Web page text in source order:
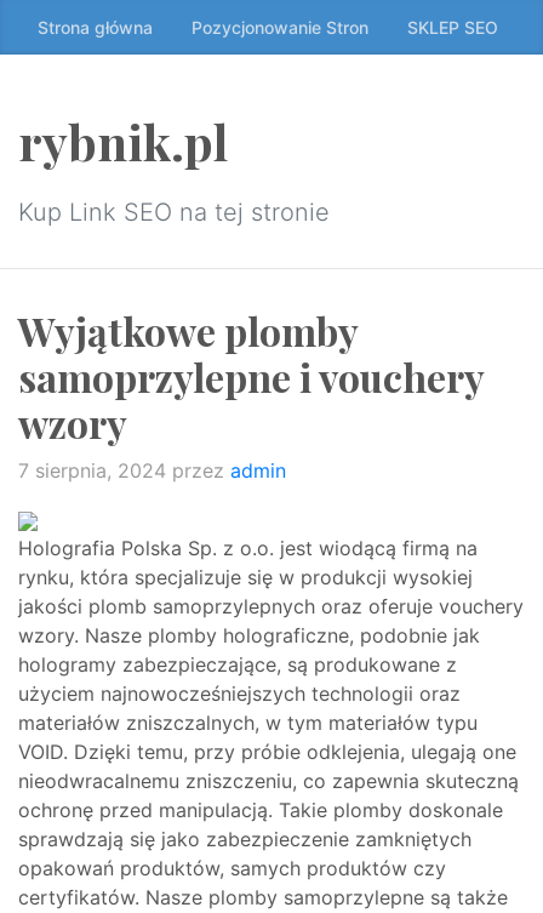
Przeskocz
do
Strona główna Pozycjonowanie Stron SKLEP SEO
rybnik.pl
Kup Link SEO na tej stronie
Wyjątkowe plomby
samoprzylepne i vouchery
wzory
7 sierpnia, 2024 przez admin
Holografia Polska Sp. z o.o. jest wiodącą firmą na
rynku, która specjalizuje się w produkcji wysokiej
jakości plomb samoprzylepnych oraz oferuje vouchery
wzory. Nasze plomby holograficzne, podobnie jak
hologramy zabezpieczające, są produkowane z
użyciem najnowocześniejszych technologii oraz
materiałów zniszczalnych, w tym materiałów typu
VOID. Dzięki temu, przy próbie odklejenia, ulegają one
nieodwracalnemu zniszczeniu, co zapewnia skuteczną
ochronę przed manipulacją. Takie plomby doskonale
sprawdzają się jako zabezpieczenie zamkniętych
opakowań produktów, samych produktów czy
certyfikatów. Nasze plomby samoprzylepne są także